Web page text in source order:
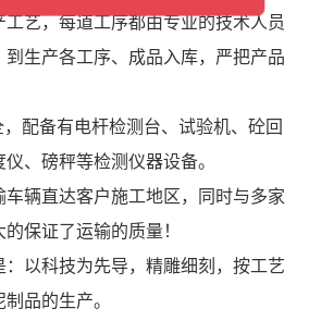
艺，每道工序都由专业的技术人员
生产各工序、成品入库，严把产品
配备有电杆检测台、试验机、砼回
、磅秤等检测仪器设备。
辆直达客户施工地区，同时与多家
保证了运输的质量！
以科技为先导，精雕细刻，按工艺
品的生产。